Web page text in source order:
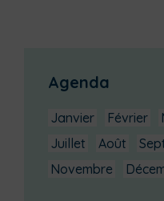
Agenda
Janvier Février
Juillet
Août
Novembre